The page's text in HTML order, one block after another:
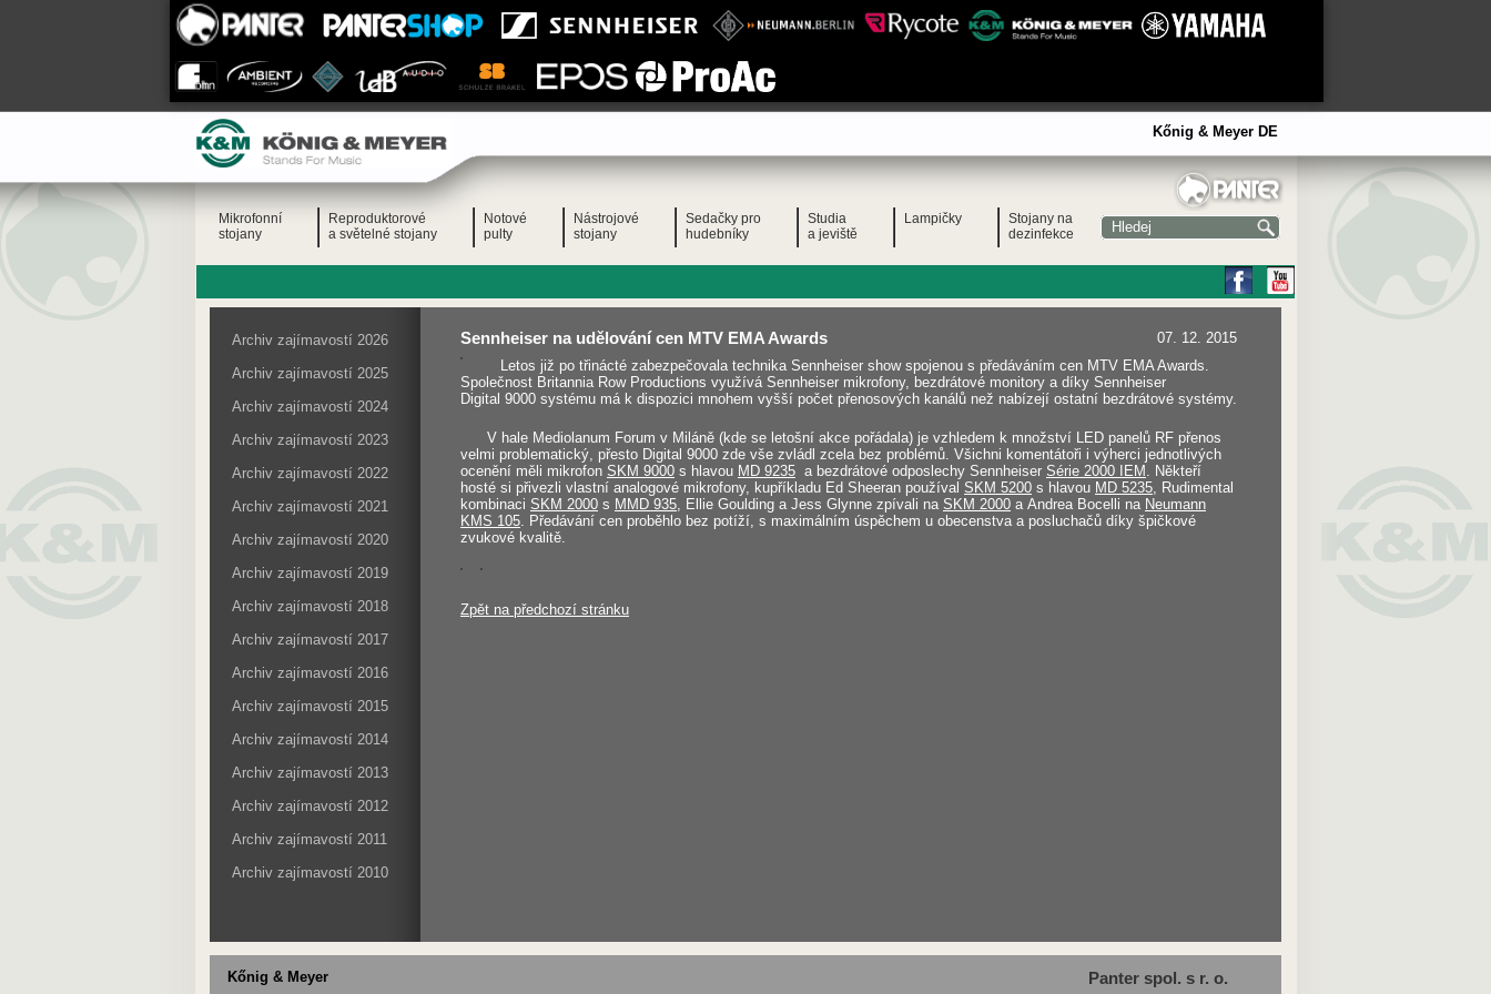
Archiv zajímavostí 2026
Archiv zajímavostí 2025
Archiv zajímavostí 2024
Archiv zajímavostí 2023
Archiv zajímavostí 2022
Archiv zajímavostí 2021
Archiv zajímavostí 2020
Archiv zajímavostí 2019
Archiv zajímavostí 2018
Archiv zajímavostí 2017
Archiv zajímavostí 2016
Archiv zajímavostí 2015
Archiv zajímavostí 2014
Archiv zajímavostí 2013
Archiv zajímavostí 2012
Archiv zajímavostí 2011
Archiv zajímavostí 2010
Sennheiser na udělování cen MTV EMA Awards
07. 12. 2015
Letos již po třinácté zabezpečovala technika Sennheiser show spojenou s předáváním cen MTV EMA Awards.
Společnost Britannia Row Productions využívá Sennheiser mikrofony, bezdrátové monitory a díky Sennheiser
Digital 9000 systému má k dispozici mnohem vyšší počet přenosových kanálů než nabízejí ostatní bezdrátové systémy.
V hale Mediolanum Forum v Miláně (kde se letošní akce pořádala) je vzhledem k množství LED panelů RF přenos
velmi problematický, přesto Digital 9000 zde vše zvládl zcela bez problémů. Všichni komentátoři i výherci jednotlivých
ocenění měli mikrofon SKM 9000 s hlavou MD 9235 a bezdrátové odposlechy Sennheiser Série 2000 IEM . Někteří
hosté si přivezli vlastní analogové mikrofony, kupříkladu Ed Sheeran používal SKM 5200 s hlavou MD 5235, Rudimental
kombinaci SKM 2000 s MMD 935, Ellie Goulding a Jess Glynne zpívali na SKM 2000 a Andrea Bocelli na Neumann
KMS 105. Předávání cen proběhlo bez potíží, s maximálním úspěchem u obecenstva a posluchačů díky špičkové
zvukové kvalitě.
Zpět na předchozí stránku
Kőnig & Meyer DE
Mikrofonní
stojany
Reproduktorové
a světelné stojany
Notové
pulty
Nástrojové
stojany
Sedačky pro
hudebníky
Studia
a jeviště
Lampičky
Stojany na
dezinfekce
Kőnig & Meyer Panter spol. s r. o.